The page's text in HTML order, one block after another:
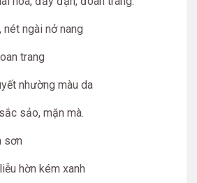
ngài nở nang
trang
nhường màu da
sảo, mặn mà.
sơn
hờn kém xanh